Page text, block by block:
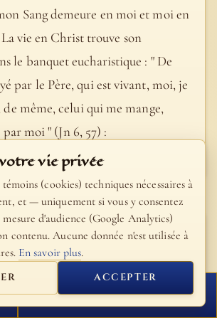
Sang demeure en moi et moi en
vie en Christ trouve son
le banquet eucharistique : " De
par le Père, qui est vivant, moi, je
de même, celui qui me mange,
moi " (Jn 6, 57) :
catholique, #1391
Saint Jean-Paul
sa vocation, est le don total de
PROCHAIN VERSET
vie privée
(cookies) techniques nécessaires à
et — uniquement si vous y consentez
d'audience (Google Analytics)
contenu. Aucune donnée n'est utilisée à
En savoir plus.
ACCEPTER